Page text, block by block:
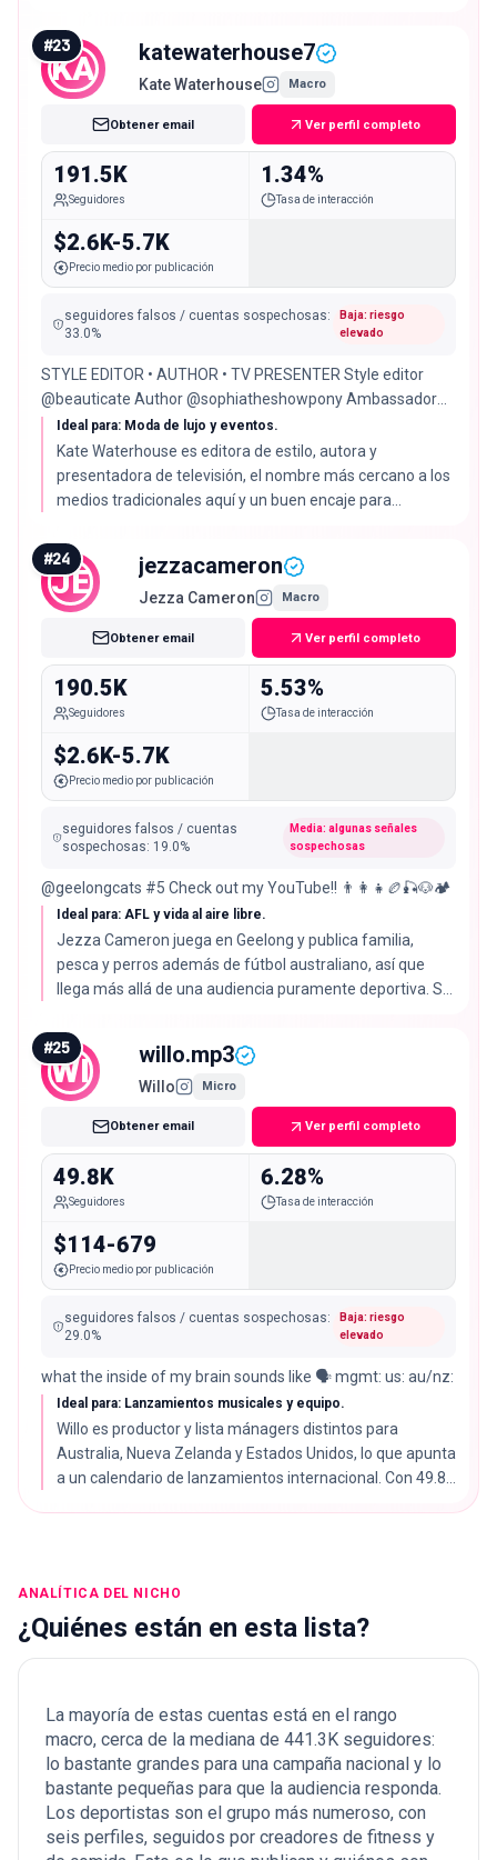
diferencia la más alta de la lista.
KA
#23 katewaterhouse7
Kate Waterhouse Macro
Obtener email Ver perfil completo
191.5K
Seguidores
1.34%
Tasa de interacción
$2.6K-5.7K
Precio medio por publicación
seguidores falsos / cuentas sospechosas:
33.0%
Baja: riesgo
elevado
STYLE EDITOR • AUTHOR • TV PRESENTER Style editor
@beauticate Author @sophiatheshowpony Ambassador
@lexusaustralia
Ideal para: Moda de lujo y eventos.
Kate Waterhouse es editora de estilo, autora y
presentadora de televisión, el nombre más cercano a los
medios tradicionales aquí y un buen encaje para
más bajo de la lista y su tasa de interacción del 1.34%
está por debajo de la mediana del 2.72%.
JE
#24 jezzacameron
Jezza Cameron Macro
Obtener email Ver perfil completo
190.5K
Seguidores
5.53%
Tasa de interacción
$2.6K-5.7K
Precio medio por publicación
seguidores falsos / cuentas
sospechosas: 19.0%
Media: algunas señales
sospechosas
@geelongcats #5 Check out my YouTube!! 👨‍👩‍👧🏉🎣🐶🏕
Ideal para: AFL y vida al aire libre.
Jezza Cameron juega en Geelong y publica familia,
pesca y perros además de fútbol australiano, así que
llega más allá de una audiencia puramente deportiva. Su
mediana del 2.72%.
WI
#25 willo.mp3
Willo Micro
Obtener email Ver perfil completo
49.8K
Seguidores
6.28%
Tasa de interacción
$114-679
Precio medio por publicación
seguidores falsos / cuentas sospechosas:
29.0%
Baja: riesgo
elevado
what the inside of my brain sounds like 🗣️ mgmt: us: au/nz:
Ideal para: Lanzamientos musicales y equipo.
Willo es productor y lista mánagers distintos para
Australia, Nueva Zelanda y Estados Unidos, lo que apunta
a un calendario de lanzamientos internacional. Con 49.8K
ANALÍTICA DEL NICHO
¿Quiénes están en esta lista?
La mayoría de estas cuentas está en el rango
macro, cerca de la mediana de 441.3K seguidores:
lo bastante grandes para una campaña nacional y lo
bastante pequeñas para que la audiencia responda.
Los deportistas son el grupo más numeroso, con
seis perfiles, seguidos por creadores de fitness y